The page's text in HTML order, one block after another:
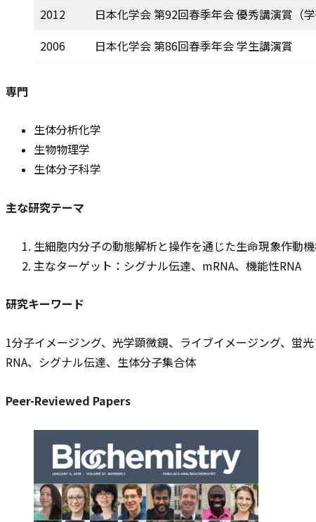
2012 日本化学会 第92回春季年会 優秀講演賞（学
2006 日本化学会 第86回春季年会 学生講演賞
専門
生体分析化学
生物物理学
生体分子科学
主な研究テーマ
生細胞内分子の動態解析と操作を通じた生命現象作動
主なターゲット：シグナル伝達、mRNA、機能性RNA
研究キーワード
1分子イメージング、光学顕微鏡、ライブイメージング、蛍
RNA、シグナル伝達、生体分子集合体
Peer-Reviewed Papers